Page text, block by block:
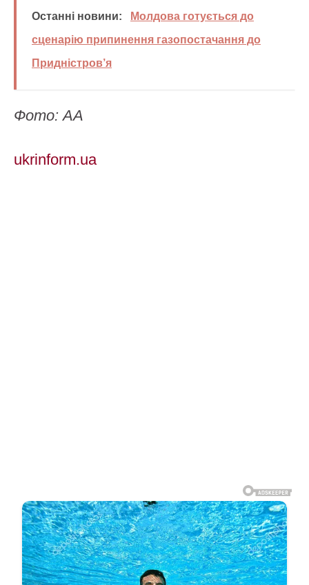
Останні новини:
Молдова готується до
сценарію припинення газопостачання до
Придністров’я
Фото: АА
ukrinform.ua